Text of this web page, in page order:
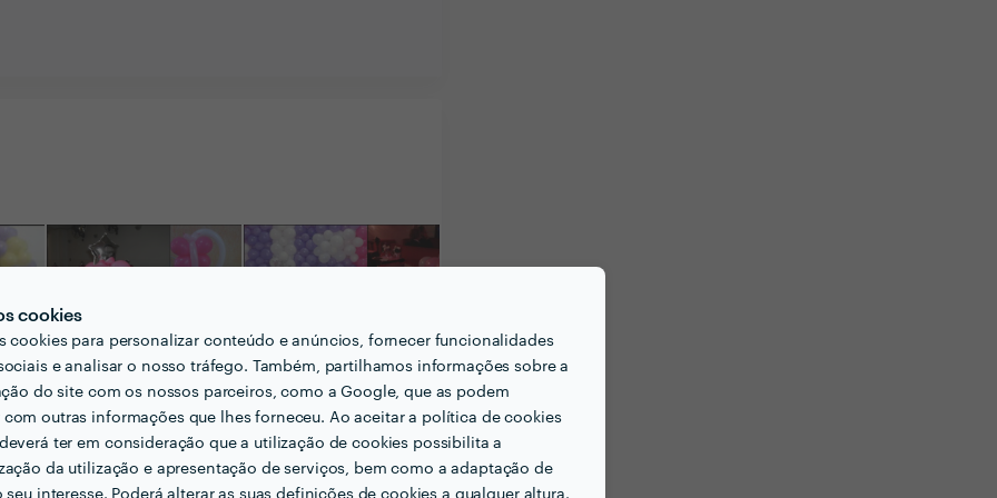
cookies
cookies para personalizar conteúdo e anúncios, fornecer funcionalidades
e analisar o nosso tráfego. Também, partilhamos informações sobre a
do site com os nossos parceiros, como a Google, que as podem
outras informações que lhes forneceu. Ao aceitar a política de cookies
ter em consideração que a utilização de cookies possibilita a
da utilização e apresentação de serviços, bem como a adaptação de
seu interesse. Poderá alterar as suas definições de cookies a qualquer altura.